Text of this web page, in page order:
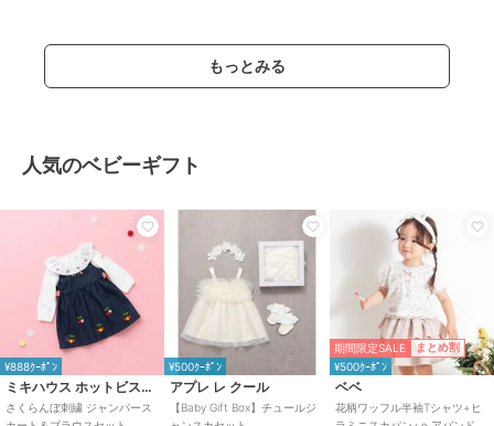
もっとみる
人気のベビーギフト
¥888ｸｰﾎﾟﾝ
ミキハウス ホットビスケッツ
さくらんぼ刺繍 ジャンパース
¥500ｸｰﾎﾟﾝ
アプレ レ クール
【Baby Gift Box】チュールジ
期間限定SALE まとめ割
¥500ｸｰﾎﾟﾝ
ベベ
花柄ワッフル半袖Tシャツ+ヒ